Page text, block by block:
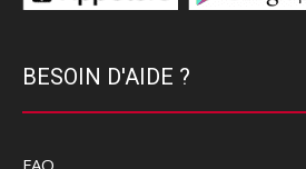
BESOIN D'AIDE ?
FAQ